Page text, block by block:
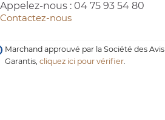
Appelez-nous : 04 75 93 54 80
Contactez-nous
Marchand approuvé par la Société des Avis
Garantis,cliquez ici pour vérifier.